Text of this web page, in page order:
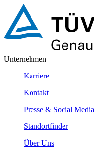
Unternehmen
Karriere
Kontakt
Presse & Social Media
Standortfinder
Über Uns